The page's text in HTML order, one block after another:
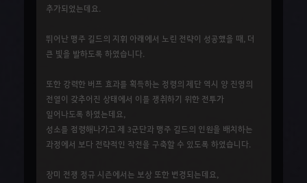
추가되었는데요.
뛰어난 맹주 길드의 지휘 아래에서 노린 전략이 성공했을 때, 더
큰 빛을 발하도록 하였습니다.
또한 강력한 버프 효과를 획득하는 정령의 제단 역시 양 진영의
전열이 갖추어진 상태에서 이를 쟁취하기 위한 전투가
일어나도록 하였는데요,
성소를 점령해나가고 제 3군단과 맹주 길드의 인원을 배치하는
과정에서 보다 전략적인 작전을 구축할 수 있도록 하였습니다.
장미 전쟁 정규 시즌에서는 보상 또한 변경되는데요,